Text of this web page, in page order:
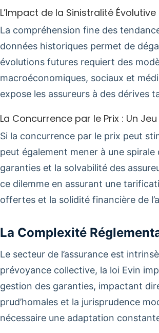
L’Impact de la Sinistralité Évolutive
La compréhension fine des
données historiques permet de
évolutions futures requiert des
macroéconomiques, sociaux et
expose les assureurs à des dérives
La Concurrence par le Prix : Un
Si la concurrence par le prix peut
peut également mener à une
garanties et la solvabilité des
ce dilemme en assurant une
offertes et la solidité financière de
La Complexité
Le secteur de l’assurance est
prévoyance collective, la loi Evin
gestion des garanties, impactant
prud’homales et la jurisprudence
nécessaire une adaptation